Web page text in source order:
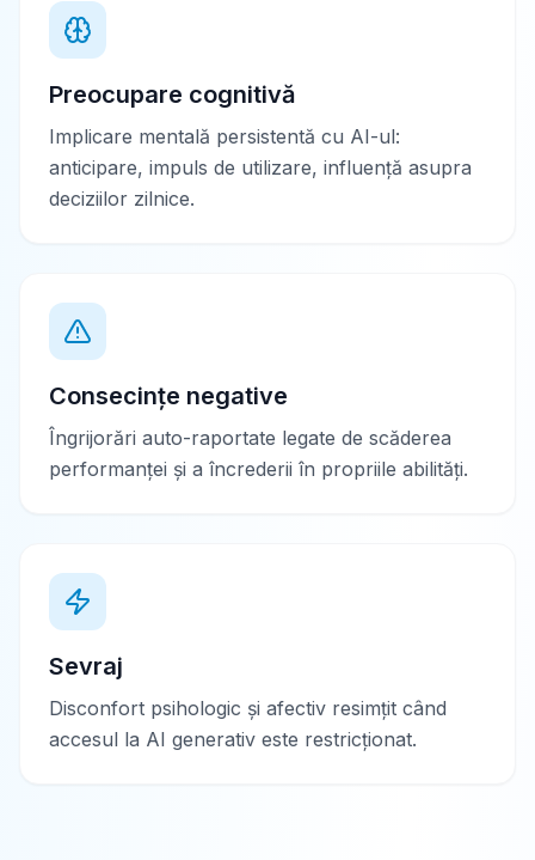
Preocupare cognitivă
Implicare mentală persistentă cu AI-ul:
anticipare, impuls de utilizare, influență asupra
deciziilor zilnice.
Consecințe negative
Îngrijorări auto-raportate legate de scăderea
performanței și a încrederii în propriile abilități.
Sevraj
Disconfort psihologic și afectiv resimțit când
accesul la AI generativ este restricționat.